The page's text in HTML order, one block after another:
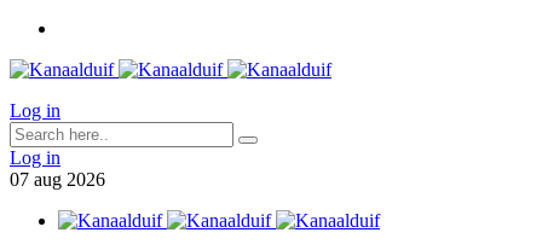
Log in
Log in
07 aug 2026